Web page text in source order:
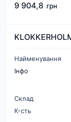
9 904,8 грн
Найменування
Інфо
Склад
К-cть